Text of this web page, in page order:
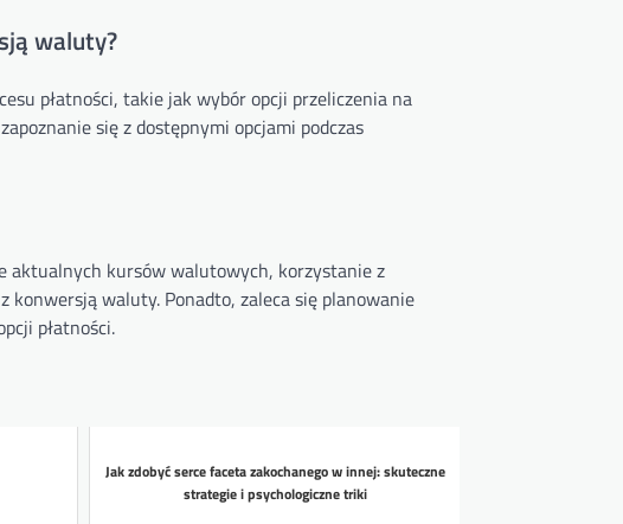
waluty?
płatności, takie jak wybór opcji przeliczenia na
się z dostępnymi opcjami podczas
aktualnych kursów walutowych, korzystanie z
konwersją waluty. Ponadto, zaleca się planowanie
płatności.
Jak zdobyć serce faceta zakochanego w innej: skuteczne
strategie i psychologiczne triki